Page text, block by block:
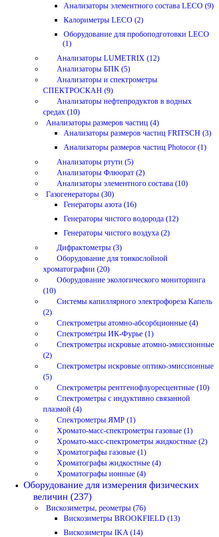
Анализаторы элементного состава LECO (9)
Калориметры LECO (2)
Оборудование для пробоподготовки LECO
(1)
Анализаторы LUMETRIX (12)
Анализаторы БПК (5)
Анализаторы и спектрометры
СПЕКТРОСКАН (9)
Анализаторы нефтепродуктов в водных
средах (10)
Анализаторы размеров частиц (4)
Анализаторы размеров частиц FRITSCH (3)
Анализаторы размеров частиц Photocor (1)
Анализаторы ртути (5)
Анализаторы Флюорат (2)
Анализаторы элементного состава (10)
Газогенераторы (30)
Генераторы азота (16)
Генераторы чистого водорода (12)
Генераторы чистого воздуха (2)
Дифрактометры (3)
Оборудование для тонкослойной
хроматографии (20)
Оборудование экологического мониторинга
(10)
Системы капиллярного электрофореза Капель
(2)
Спектрометры атомно-абсорбционные (4)
Спектрометры ИК-Фурье (1)
Спектрометры искровые атомно-эмиссионные
(2)
Спектрометры искровые оптико-эмиссионные
(5)
Спектрометры рентгенофлуоресцентные (10)
Спектрометры с индуктивно связанной
плазмой (4)
Спектрометры ЯМР (1)
Хромато-масс-спектрометры газовые (1)
Хромато-масс-спектрометры жидкостные (2)
Хроматографы газовые (1)
Хроматографы жидкостные (4)
Хроматографы ионные (4)
Оборудование для измерения физических
величин (237)
Вискозиметры, реометры (76)
Вискозиметры BROOKFIELD (13)
Вискозиметры IKA (14)